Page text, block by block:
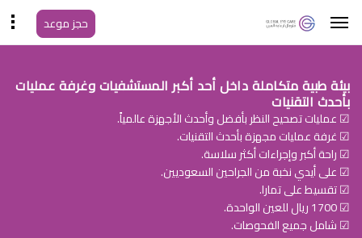
حجز موعد
بيئة طبية متكاملة داخل أحد أكبر المستشفيات وغرفة عمليات
بأحدث التقنيات
☑ عمليات تصحيح النظر بأفضل وأحدث الأجهزة عالمياً.
☑ غرفة عمليات مجهزة بأحدث التقنيات.
☑ راحة أكبر وإجراءات أكثر سلاسة.
☑ على أيدي نخبة من الجراحين السعوديين.
☑ تقسيط على تمارا.
☑ 1700 ريال للعين الواحدة.
☑ شامل جميع الفحوصات.